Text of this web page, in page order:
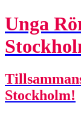
Unga
Stockholm!